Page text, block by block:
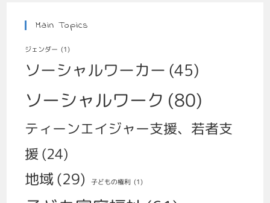
Main Topics
ジェンダー (1)
ソーシャルワーカー (45)
ソーシャルワーク (80)
ティーンエイジャー支援、若者支
援 (24)
地域(29) 子どもの権利 (1)